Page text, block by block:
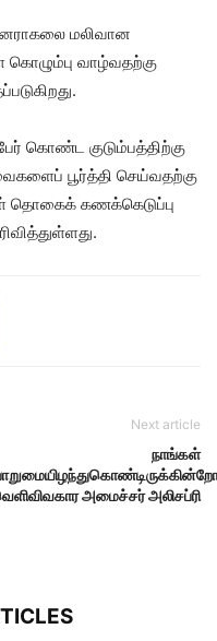
மலிவான
வாழ்வதற்கு
கொண்ட குடும்பத்திற்கு
பூர்த்தி செய்வதற்கு
தொகைக் கணக்கெடுப்பு
Next article
நாங்கள்
அமைச்சர் அலிசப்ரி